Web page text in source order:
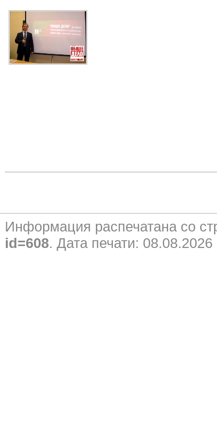
Информация распечатана со
id=608. Дата печати: